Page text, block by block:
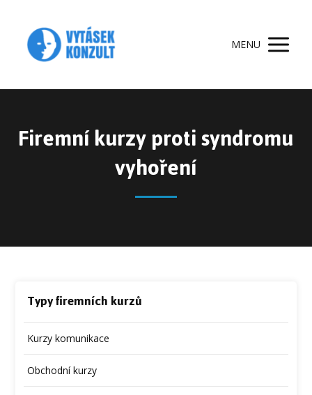
MENU
Firemní kurzy proti syndromu
vyhoření
Typy firemních kurzů
Kurzy komunikace
Obchodní kurzy